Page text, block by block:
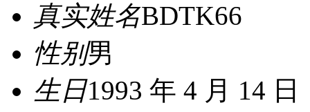
真实姓名BDTK66
性别男
生日1993 年 4 月 14 日